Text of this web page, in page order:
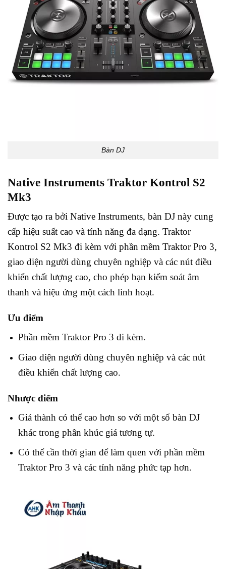
Bàn DJ
Native Instruments Traktor Kontrol S2
Mk3
Được tạo ra bởi Native Instruments, bàn DJ này cung
cấp hiệu suất cao và tính năng đa dạng. Traktor
Kontrol S2 Mk3 đi kèm với phần mềm Traktor Pro 3,
giao diện người dùng chuyên nghiệp và các nút điều
khiển chất lượng cao, cho phép bạn kiểm soát âm
thanh và hiệu ứng một cách linh hoạt.
Ưu điểm
Phần mềm Traktor Pro 3 đi kèm.
Giao diện người dùng chuyên nghiệp và các nút
điều khiển chất lượng cao.
Nhược điểm
Giá thành có thể cao hơn so với một số bàn DJ
khác trong phân khúc giá tương tự.
Có thể cần thời gian để làm quen với phần mềm
Traktor Pro 3 và các tính năng phức tạp hơn.